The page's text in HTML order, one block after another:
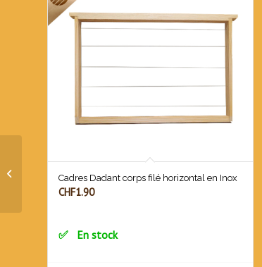
Cadres Dadant corps filé horizontal en Inox
CHF1.90
En stock
réglable pour couveuse